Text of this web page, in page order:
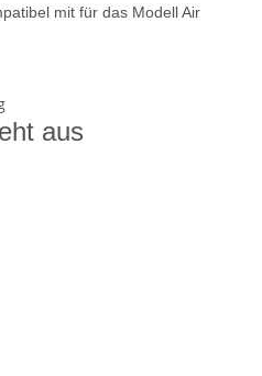
mit für das Modell Air
aus